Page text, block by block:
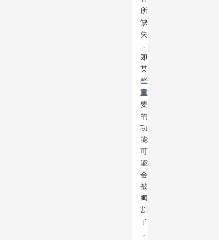
所
缺
失
，
即
某
些
重
要
的
功
能
可
能
会
被
阉
割
了
，